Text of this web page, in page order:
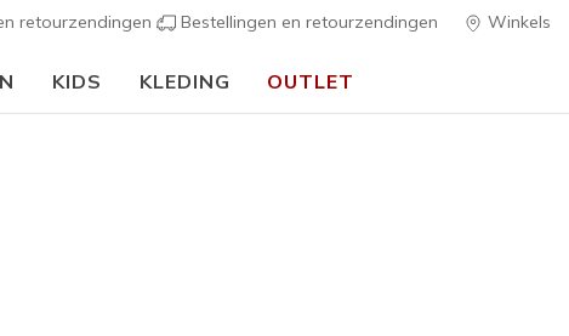
retourzendingen Bestellingen en retourzendingen Winkels
KIDS KLEDING OUTLET